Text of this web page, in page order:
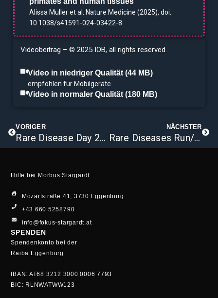
Alissa Muller et al. Nature Medicine (2025), doi:
10.1038/s41591-024-03422-8
Videobeitrag – © 2025 IOB, all rights reserved.
Video in niedriger Qualität (44 MB)
empfohlen für Mobilgeräte
Video in normaler Qualität (180 MB)
Zurück
VORIGER
Rare Disease Day 2025
NÄCHSTER
Rare Diseases Run/Walk 2025
Hilfe bei Morbus Stargardt
Mozartstraße 41, 3730 Eggenburg
+43 660 5258790
info@fokus-stargardt.at
SPENDEN
Spendenkonto bei der
Raiba Eggenburg
IBAN: AT68 3212 3000 0006 7793
BIC: RLNWATWW123